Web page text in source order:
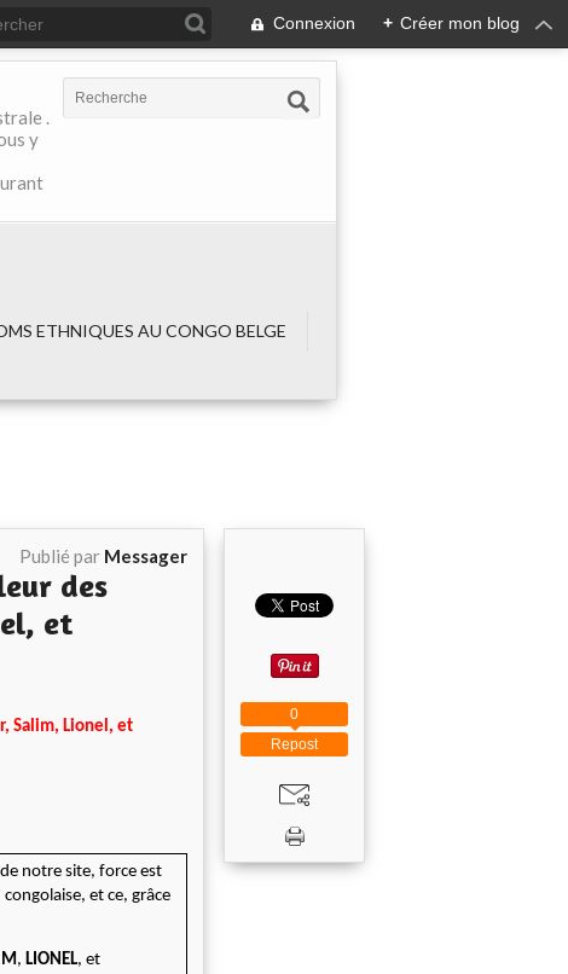
Connexion + Créer mon blog
.
y
ETHNIQUES AU CONGO BELGE
Publié par Messager
des
et
Salim, Lionel, et
notre site, force est
et ce, grâce
, LIONEL, et
Repost
0